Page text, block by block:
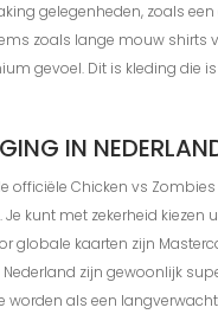
gelegenheden, zoals
zoals lange mouw
gevoel. Dit is kleding
IN
Chicken vs
kunt met zekerheid
globale kaarten zijn
zijn gewoonlijk
als een